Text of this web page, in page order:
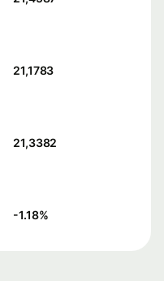
21,1783
21,3382
-1.18%